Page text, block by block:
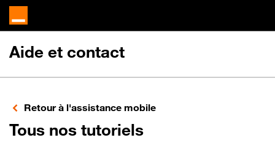
Aide et contact
Retour à l'assistance mobile
Tous nos tutorielspour votre Sony